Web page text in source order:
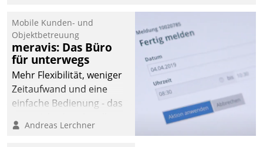
Mobile Kunden- und
Objektbetreuung
meravis: Das Büro
für unterwegs
Mehr Flexibilität, weniger
Zeitaufwand und eine
einfache Bedienung - das
Cockpit für mobile
Andreas Lerchner